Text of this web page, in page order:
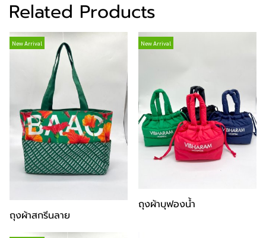
Related Products
New Arrival
ถุงผ้าสกรีนลาย
New Arrival
ถุงผ้าบุฟองน้ำ